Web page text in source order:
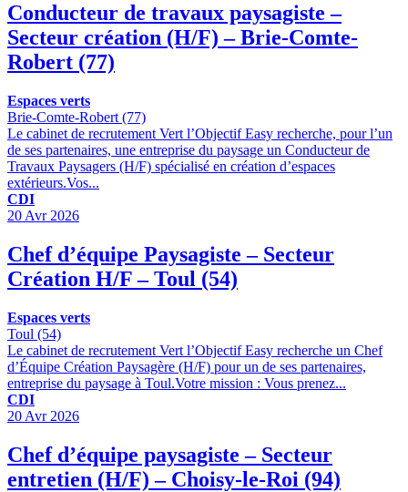
Conducteur de travaux paysagiste –
Secteur création (H/F) – Brie-Comte-
Robert (77)
Espaces verts
Brie-Comte-Robert (77)
Le cabinet de recrutement Vert l’Objectif Easy recherche, pour l’un
de ses partenaires, une entreprise du paysage un Conducteur de
Travaux Paysagers (H/F) spécialisé en création d’espaces
extérieurs.Vos...
CDI
20 Avr 2026
Chef d’équipe Paysagiste – Secteur
Création H/F – Toul (54)
Espaces verts
Toul (54)
Le cabinet de recrutement Vert l’Objectif Easy recherche un Chef
d’Équipe Création Paysagère (H/F) pour un de ses partenaires,
entreprise du paysage à Toul.Votre mission : Vous prenez...
CDI
20 Avr 2026
Chef d’équipe paysagiste – Secteur
entretien (H/F) – Choisy-le-Roi (94)